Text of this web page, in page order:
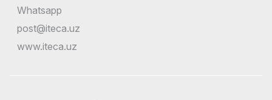
Whatsapp
post@iteca.uz
www.iteca.uz